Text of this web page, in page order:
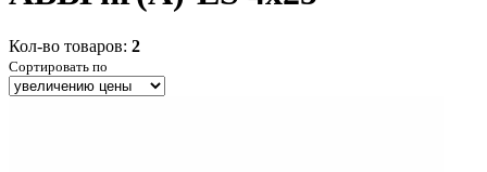
Кол-во товаров: 2
Сортировать по